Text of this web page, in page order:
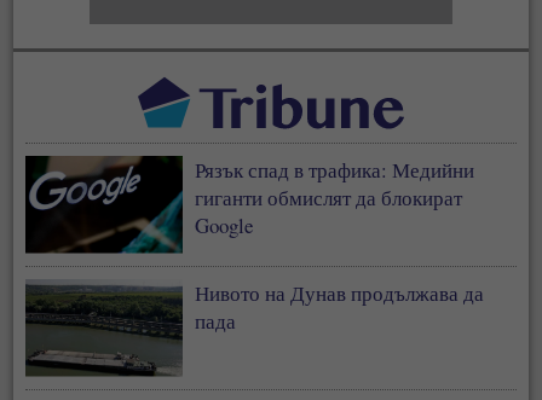
Рязък спад в трафика: Медийни
гиганти обмислят да блокират
Google
Нивото на Дунав продължава да
пада